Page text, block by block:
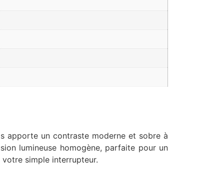
apporte un contraste moderne et sobre à
lumineuse homogène, parfaite pour un
votre simple interrupteur.